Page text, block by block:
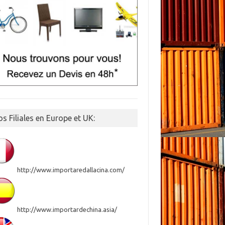
Filiales en Europe et UK:
http://www.importaredallacina.com/
http://www.importardechina.asia/